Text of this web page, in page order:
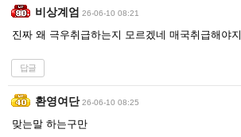
비상계엄 26-06-10 08:21
진짜 왜 극우취급하는지 모르겠네 매국취급해야지
답글
환영여단 26-06-10 08:25
맞는말 하는구만